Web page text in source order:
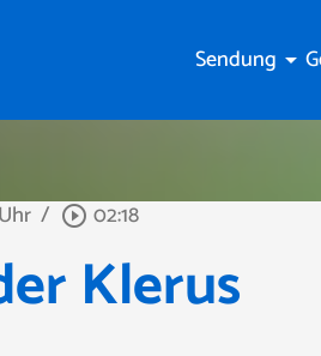
Sendung arrow_drop_down
/ play_circle_outline 02:18
Klerus